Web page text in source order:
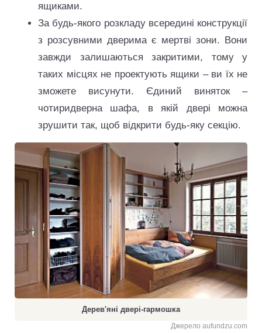
ящиками.
За будь-якого розкладу всередині конструкції
з розсувними дверима є мертві зони. Вони
завжди залишаються закритими, тому у
таких місцях не проектують ящики – ви їх не
зможете висунути. Єдиний виняток –
чотиридверна шафа, в якій двері можна
зрушити так, щоб відкрити будь-яку секцію.
Дерев'яні двері-гармошка
Джерело aufundzu.com